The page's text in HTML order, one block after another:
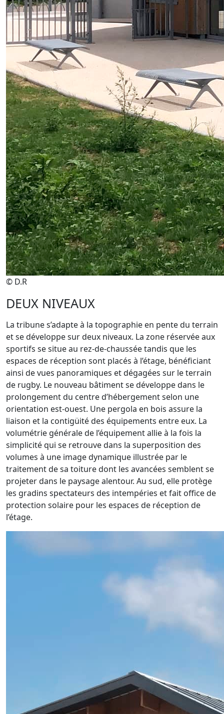
© D.R
DEUX NIVEAUX
La tribune s’adapte à la topographie en pente du terrain
et se développe sur deux niveaux. La zone réservée aux
sportifs se situe au rez-de-chaussée tandis que les
espaces de réception sont placés à l’étage, bénéficiant
ainsi de vues panoramiques et dégagées sur le terrain
de rugby. Le nouveau bâtiment se développe dans le
prolongement du centre d’hébergement selon une
orientation est-ouest. Une pergola en bois assure la
liaison et la contigüité des équipements entre eux. La
volumétrie générale de l’équipement allie à la fois la
simplicité qui se retrouve dans la superposition des
volumes à une image dynamique illustrée par le
traitement de sa toiture dont les avancées semblent se
projeter dans le paysage alentour. Au sud, elle protège
les gradins spectateurs des intempéries et fait office de
protection solaire pour les espaces de réception de
l’étage.